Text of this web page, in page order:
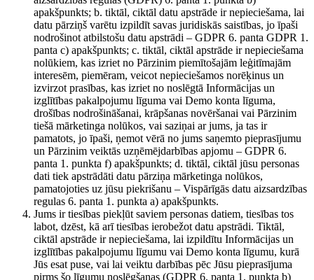
apakšpunkts; b. tiktāl, ciktāl datu apstrāde ir nepieciešama, lai
datu pārziņš varētu izpildīt savas juridiskās saistības, jo īpaši
nodrošinot atbilstošu datu apstrādi – GDPR 6. panta GDPR 1.
panta c) apakšpunkts; c. tiktāl, ciktāl apstrāde ir nepieciešama
nolūkiem, kas izriet no Pārzinim piemītošajām leģitīmajām
interesēm, piemēram, veicot nepieciešamos norēķinus un
izvirzot prasības, kas izriet no noslēgtā Informācijas un
izglītības pakalpojumu līguma vai Demo konta līguma,
drošības nodrošināšanai, krāpšanas novēršanai vai Pārzinim
tiešā mārketinga nolūkos, vai saziņai ar jums, ja tas ir
pamatots, jo īpaši, ņemot vērā no jums saņemto pieprasījumu
un Pārzinim veiktās uzņēmējdarbības apjomu – GDPR 6.
panta 1. punkta f) apakšpunkts; d. tiktāl, ciktāl jūsu personas
dati tiek apstrādāti datu pārziņa mārketinga nolūkos,
pamatojoties uz jūsu piekrišanu – Vispārīgās datu aizsardzības
regulas 6. panta 1. punkta a) apakšpunkts.
Jums ir tiesības piekļūt saviem personas datiem, tiesības tos
labot, dzēst, kā arī tiesības ierobežot datu apstrādi. Tiktāl,
ciktāl apstrāde ir nepieciešama, lai izpildītu Informācijas un
izglītības pakalpojumu līgumu vai Demo konta līgumu, kurā
Jūs esat puse, vai lai veiktu darbības pēc Jūsu pieprasījuma
pirms šo līgumu noslēgšanas (GDPR 6. panta 1. punkta b)